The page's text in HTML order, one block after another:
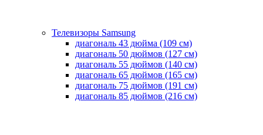
Телевизоры Samsung
диагональ 43 дюйма (109 см)
диагональ 50 дюймов (127 см)
диагональ 55 дюймов (140 cм)
диагональ 65 дюймов (165 cм)
диагональ 75 дюймов (191 см)
диагональ 85 дюймов (216 см)